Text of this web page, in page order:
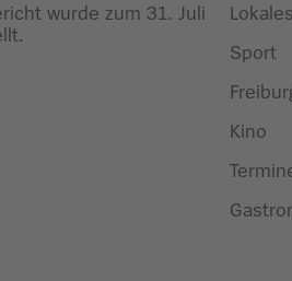
wurde zum 31. Juli
Lokales
Sport
Kino